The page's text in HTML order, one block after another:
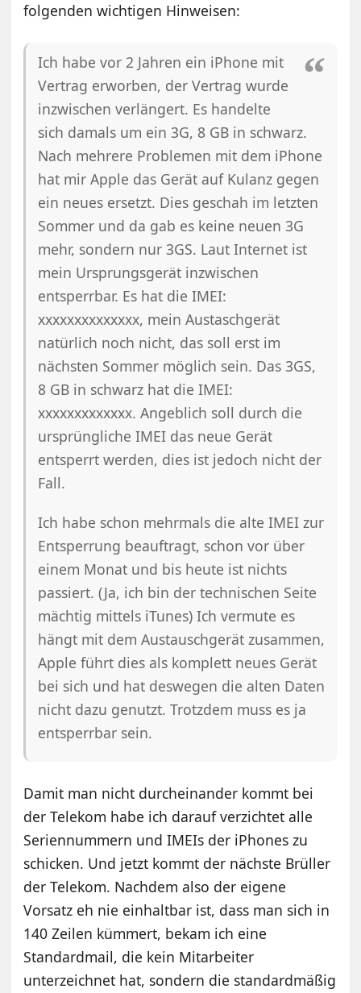
folgenden wichtigen Hinweisen:
Ich habe vor 2 Jahren ein iPhone mit
Vertrag erworben, der Vertrag wurde
inzwischen verlängert. Es handelte
sich damals um ein 3G, 8 GB in schwarz.
Nach mehrere Problemen mit dem iPhone
hat mir Apple das Gerät auf Kulanz gegen
ein neues ersetzt. Dies geschah im letzten
Sommer und da gab es keine neuen 3G
mehr, sondern nur 3GS. Laut Internet ist
mein Ursprungsgerät inzwischen
entsperrbar. Es hat die IMEI:
xxxxxxxxxxxxxx, mein Austaschgerät
natürlich noch nicht, das soll erst im
nächsten Sommer möglich sein. Das 3GS,
8 GB in schwarz hat die IMEI:
xxxxxxxxxxxxx. Angeblich soll durch die
ursprüngliche IMEI das neue Gerät
entsperrt werden, dies ist jedoch nicht der
Fall.
Ich habe schon mehrmals die alte IMEI zur
Entsperrung beauftragt, schon vor über
einem Monat und bis heute ist nichts
passiert. (Ja, ich bin der technischen Seite
mächtig mittels iTunes) Ich vermute es
hängt mit dem Austauschgerät zusammen,
Apple führt dies als komplett neues Gerät
bei sich und hat deswegen die alten Daten
nicht dazu genutzt. Trotzdem muss es ja
entsperrbar sein.
Damit man nicht durcheinander kommt bei
der Telekom habe ich darauf verzichtet alle
Seriennummern und IMEIs der iPhones zu
schicken. Und jetzt kommt der nächste Brüller
der Telekom. Nachdem also der eigene
Vorsatz eh nie einhaltbar ist, dass man sich in
140 Zeilen kümmert, bekam ich eine
Standardmail, die kein Mitarbeiter
unterzeichnet hat, sondern die standardmäßig